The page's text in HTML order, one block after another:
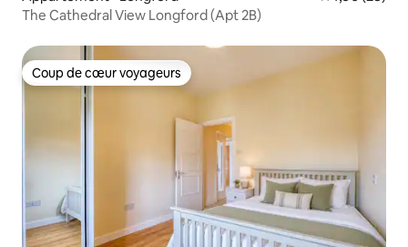
The Cathedral View Longford (Apt 2B)
Coup de cœur voyageurs
Coup de cœur voyageurs